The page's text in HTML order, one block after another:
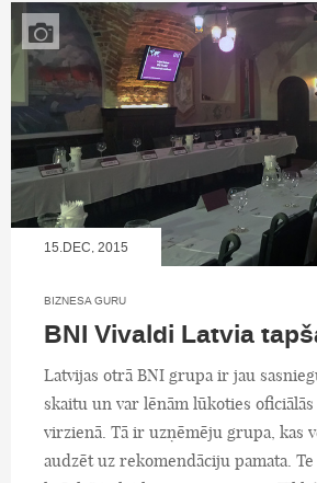
15.DEC, 2015
BIZNESA GURU
BNI Vivaldi Latvia
Latvijas otrā BNI grupa ir jau
skaitu un var lēnām lūkoties oficiālās
virzienā. Tā ir uzņēmēju grupa, kas
audzēt uz rekomendāciju pamata.